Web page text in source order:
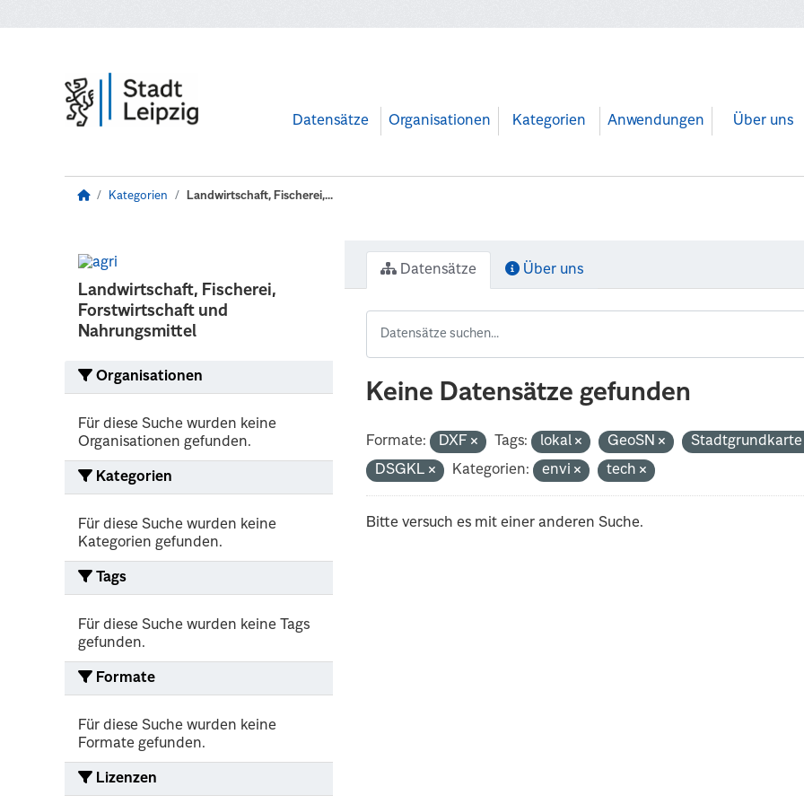
Datensätze Organisationen Kategorien Anwendungen Über uns
Kategorien Landwirtschaft, Fischerei,...
Landwirtschaft, Fischerei,
Forstwirtschaft und
Nahrungsmittel
Organisationen
Für diese Suche wurden keine
Organisationen gefunden.
Kategorien
Für diese Suche wurden keine
Kategorien gefunden.
Tags
Für diese Suche wurden keine Tags
gefunden.
Formate
Für diese Suche wurden keine
Formate gefunden.
Lizenzen
Datensätze Über uns
Keine Datensätze gefunden
Formate: DXF Tags: lokal GeoSN
DSGKL
Kategorien: envi tech
Bitte versuch es mit einer anderen Suche.